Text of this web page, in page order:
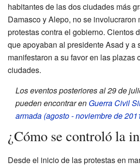
habitantes de las dos ciudades más
Damasco y Alepo, no se involucraron
protestas contra el gobierno. Cientos
que apoyaban al presidente Asad y a
manifestaron a su favor en las plazas
ciudades.
Los eventos posteriores al 29 de
pueden encontrar en Guerra Civil
armada (agosto - noviembre de
¿Cómo se controló la
Desde el inicio de las protestas en